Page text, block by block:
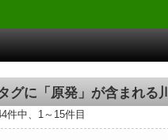
グに「原発」が含まれる
件中、1～15件目